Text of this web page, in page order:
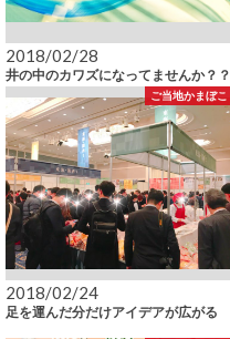
2018/02/28
井の中のカワズになってませんか？？
ご当地かまぼこ
2018/02/24
足を運んだ分だけアイデアが広がる